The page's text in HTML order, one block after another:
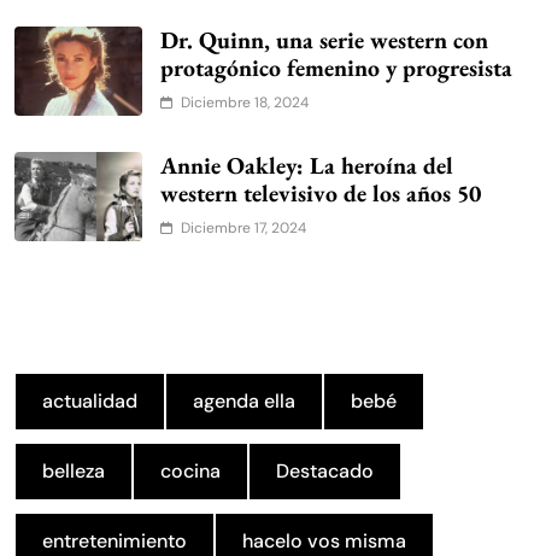
Dr. Quinn, una serie western con
protagónico femenino y progresista
Diciembre 18, 2024
Annie Oakley: La heroína del
western televisivo de los años 50
Diciembre 17, 2024
actualidad agenda ella bebé
belleza cocina Destacado
entretenimiento hacelo vos misma